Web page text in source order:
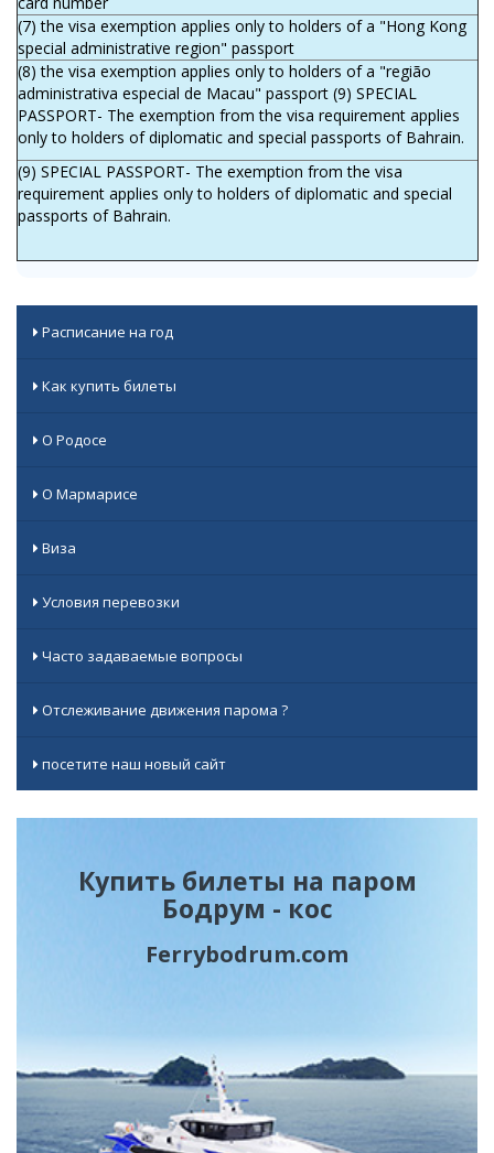
(7) the visa exemption applies only to holders of a "Hong Kong
special administrative region" passport
(8) the visa exemption applies only to holders of a "região
administrativa especial de Macau" passport (9) SPECIAL
PASSPORT- The exemption from the visa requirement applies
only to holders of diplomatic and special passports of Bahrain.
(9) SPECIAL PASSPORT- The exemption from the visa
requirement applies only to holders of diplomatic and special
passports of Bahrain.
Расписание на год
Как купить билеты
О Родосе
О Мармарисе
Виза
Условия перевозки
Часто задаваемые вопросы
Отслеживание движения парома ?
посетите наш новый сайт
Купить билеты на паром
Бодрум - кос
Ferrybodrum.com